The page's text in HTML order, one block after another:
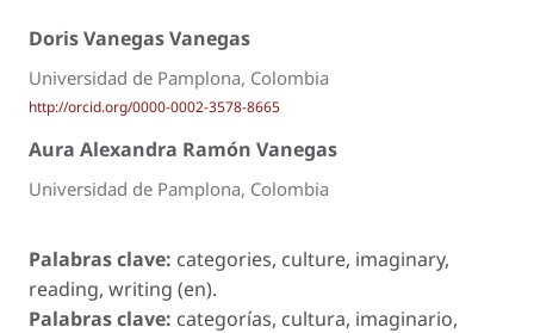
Doris Vanegas Vanegas
Universidad de Pamplona, Colombia
http://orcid.org/0000-0002-3578-8665
Aura Alexandra Ramón Vanegas
Universidad de Pamplona, Colombia
Palabras clave: categories, culture, imaginary,
reading, writing (en).
Palabras clave: categorías, cultura, imaginario,